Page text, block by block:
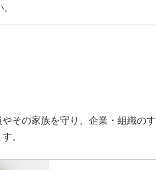
その家族を守り、企業・組織のす
。